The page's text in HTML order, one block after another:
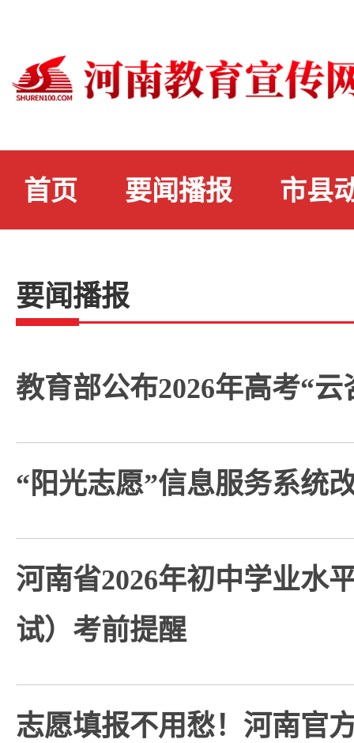
首页 要闻播报 市县
要闻播报
教育部公布2026年高考“
“阳光志愿”信息服务系统
河南省2026年初中学业水
试）考前提醒
志愿填报不用愁！河南官